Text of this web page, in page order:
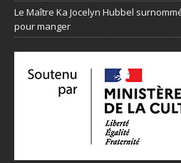
Le Maître Ka Jocelyn Hubbel
pour manger